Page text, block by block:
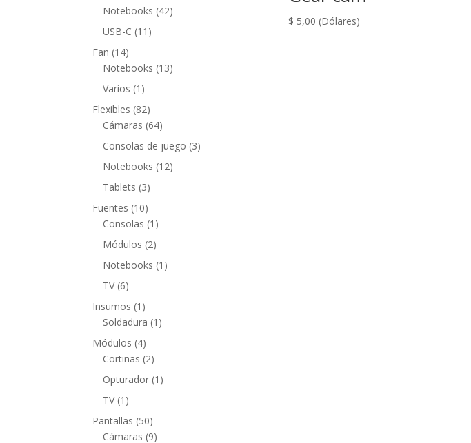
$ 5,00 (Dólares)
productos
Notebooks 4242
USB-C 11 11
Fan 1414
productos
Notebooks 1313
Varios 1 1
producto
Flexibles 8282
productos
Cámaras 6464
productos
Consolas de juego 33
Notebooks 1212
Tablets 33
productos
Fuentes 1010
productos
Consolas 1 1
producto
Módulos 22
productos
Notebooks 1 1
TV 66
productos
Insumos 1 1
producto
Soldadura 1 1
Módulos 44
productos
Cortinas 22
productos
Opturador 1 1
TV 1 1
producto
Pantallas 5050
productos
Cámaras 99